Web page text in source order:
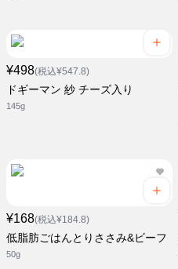
¥498(税込¥547.8)
ドギーマン 紗 チーズ入り
145g
¥168(税込¥184.8)
低脂肪ごはんとりささみ&ビーフ
50g